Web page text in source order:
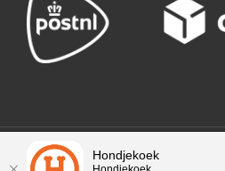
Wij slaan cookies op om onze website
Hondjekoek